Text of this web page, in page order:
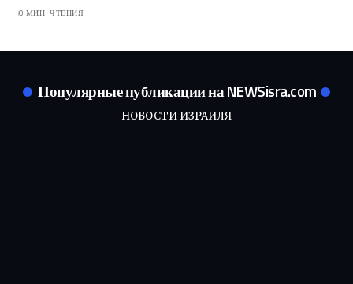
0 МИН. ЧТЕНИЯ
Популярные публикации на NEWSisra.com
НОВОСТИ ИЗРАИЛЯ